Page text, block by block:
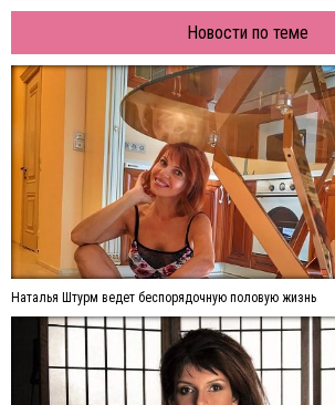
Новости по теме
Наталья Штурм ведет беспорядочную половую жизнь